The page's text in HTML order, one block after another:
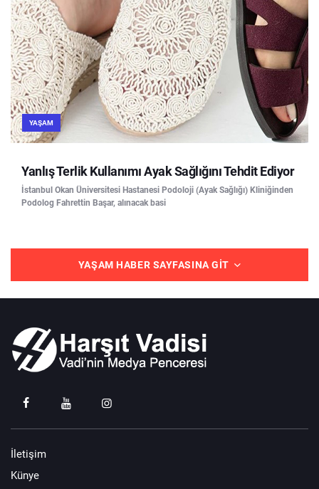
YAŞAM
Yanlış Terlik Kullanımı Ayak Sağlığını Tehdit Ediyor
İstanbul Okan Üniversitesi Hastanesi Podoloji (Ayak Sağlığı) Kliniğinden
Podolog Fahrettin Başar, alınacak basi
YAŞAM HABER SAYFASINA GIT
İletişim
Künye